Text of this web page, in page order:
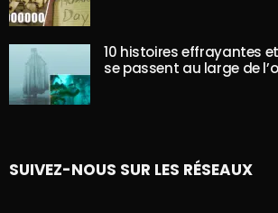
10 histoires effrayantes
se passent au large de
SUIVEZ-NOUS SUR LES RÉSEAUX